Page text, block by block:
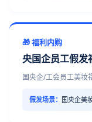
🎁 福利内购
央国企员工假发
国央企/工会员工美妆
假发场景： 国央企美